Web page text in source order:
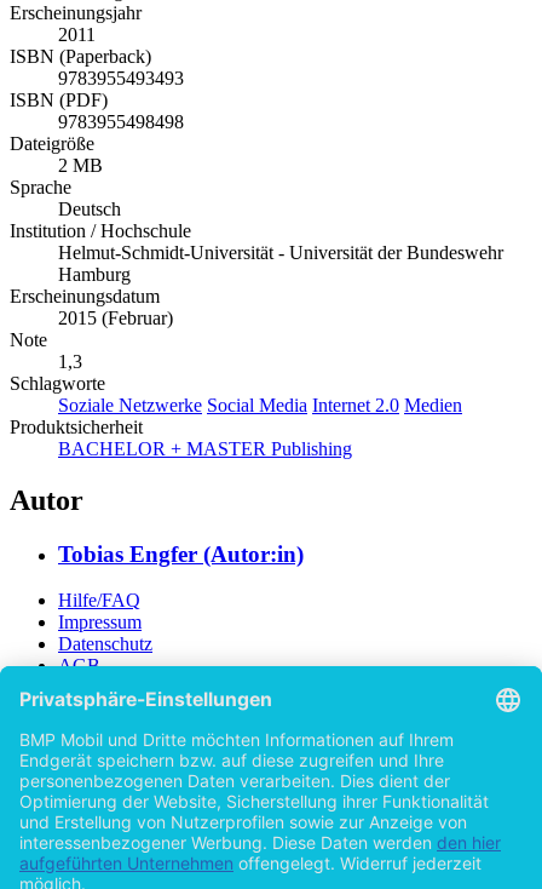
Erscheinungsform
Erstausgabe
Erscheinungsjahr
2011
ISBN (Paperback)
9783955493493
ISBN (PDF)
9783955498498
Dateigröße
2 MB
Sprache
Deutsch
Institution / Hochschule
Helmut-Schmidt-Universität - Universität der Bundeswehr
Hamburg
Erscheinungsdatum
2015 (Februar)
Note
1,3
Schlagworte
Soziale Netzwerke Social Media Internet 2.0
BACHELOR + MASTER Publishing
Autor
Tobias Engfer (Autor:in)
Hilfe/FAQ
Impressum
Datenschutz
AGB
Vertrag widerrufen
Zur Desktop-Version
Copyright ©Imprint in der Bedey & Thoms Media GmbH powered
byOpen Publishing
Zurück